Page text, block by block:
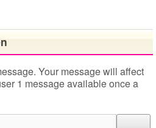
Your message will affect
1 message available once a